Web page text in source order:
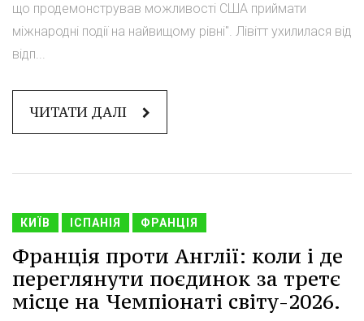
що продемонстрував можливості США приймати
міжнародні події на найвищому рівні". Лівітт ухилилася від
відп...
ЧИТАТИ ДАЛІ
КИЇВ ІСПАНІЯ ФРАНЦІЯ
Франція проти Англії: коли і де
переглянути поєдинок за третє
місце на Чемпіонаті світу-2026.